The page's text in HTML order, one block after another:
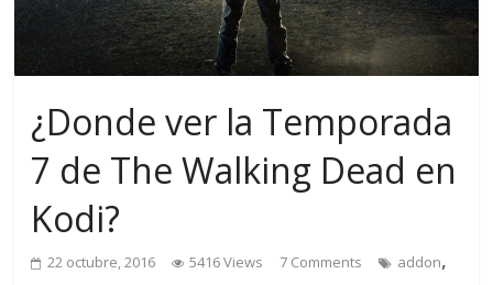
¿Donde ver la Temporada
7 de The Walking Dead en
Kodi?
22 octubre, 2016 5416 Views 7 Comments addon,